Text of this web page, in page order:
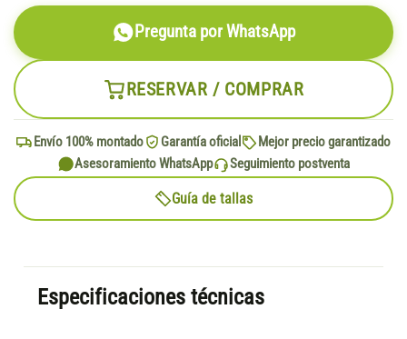
RESERVAR / COMPRAR
Pregunta por WhatsApp
Envío 100% montado Garantía oficial
Mejor precio garantizado
Asesoramiento WhatsApp
Seguimiento postventa
Guía de tallas
Especificaciones técnicas